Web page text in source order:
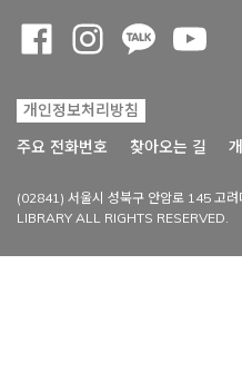
개인정보처리방침
주요 전화번호
찾아오는 길
(02841) 서울시 성북구 안암로 145 고
LIBRARY ALL RIGHTS RESERVED.
Opens a new window
Opens a new
Opens a